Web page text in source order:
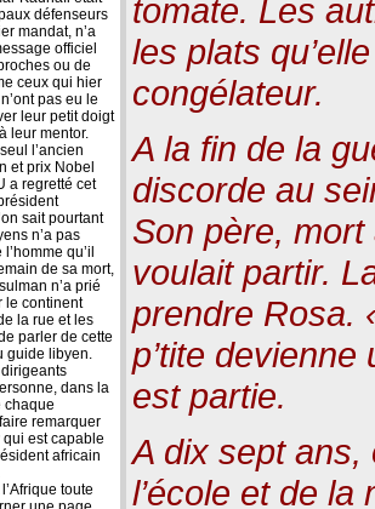
défenseurs
mandat, n’a
officiel
ou de
ceux qui hier
pas eu le
leur petit doigt
leur mentor.
l’ancien
et prix Nobel
a regretté cet
sait pourtant
n’a pas
qu’il
de sa mort,
n’a prié
le continent
la rue et les
parler de cette
guide libyen.
dans la
chaque
remarquer
est capable
africain
toute
tomate. Les
les plats
congélateur.
A la fin de la
discorde au
Son père,
voulait partir.
prendre Rosa.
p’tite
est partie.
A dix sept ans,
l’école et de